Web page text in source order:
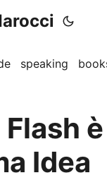
speaking
Idea